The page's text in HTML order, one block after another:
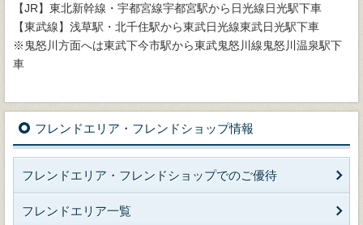
【JR】東北新幹線・宇都宮線宇都宮駅から日光線日光駅下車
【東武線】浅草駅・北千住駅から東武日光線東武日光駅下車
※鬼怒川方面へは東武下今市駅から東武鬼怒川線鬼怒川温泉駅下
車
フレンドエリア・フレンドショップ情報
フレンドエリア・フレンドショップでのご優待
フレンドエリア一覧